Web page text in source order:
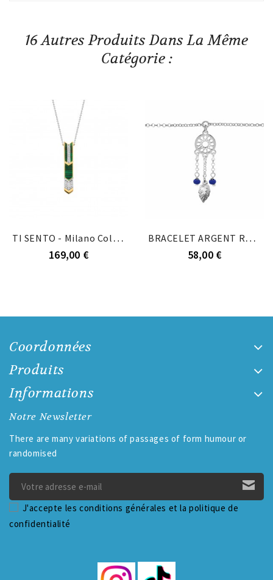
16 Autres Produits Dans La Même
Catégorie :
TI SENTO - Milano Collier 3954MA
169,00 €
BRACELET ARGENT RHODIÉ ATTRAPE REVE BOULES...
58,00 €
Coordonnées
Produits
Informations
Notre Newsletter
There are many variations of passages of form humour or
randomised
J'accepte les conditions générales et la politique de
confidentialité